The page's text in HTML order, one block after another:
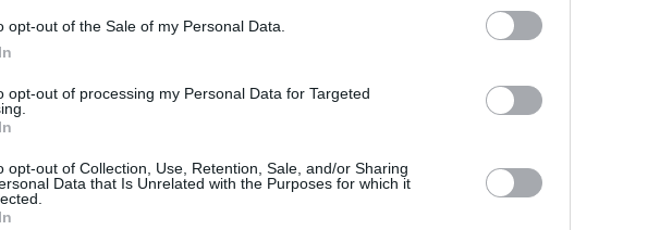
opt-out of the Sale of my Personal Data.
opt-out of processing my Personal Data for Targeted
opt-out of Collection, Use, Retention, Sale, and/or Sharing
Data that Is Unrelated with the Purposes for which it
στην παρακάτω ανακοίνωση:
με ενθουσιασμό μια νέα
S.A. για την ανάπτυξη
χρήσης στην καρδιά της